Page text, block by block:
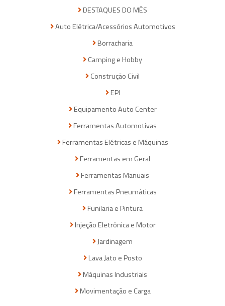
DESTAQUES DO MÊS
Auto Elétrica/Acessórios Automotivos
Borracharia
Camping e Hobby
Construção Civil
EPI
Equipamento Auto Center
Ferramentas Automotivas
Ferramentas Elétricas e Máquinas
Ferramentas em Geral
Ferramentas Manuais
Ferramentas Pneumáticas
Funilaria e Pintura
Injeção Eletrônica e Motor
Jardinagem
Lava Jato e Posto
Máquinas Industriais
Movimentação e Carga